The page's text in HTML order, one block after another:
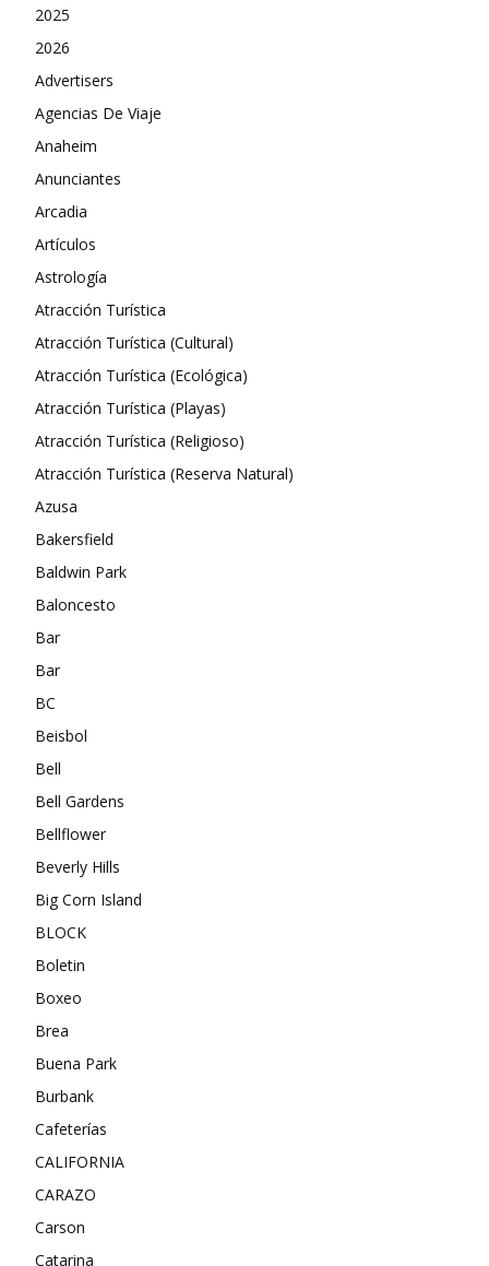
2025
2026
Advertisers
Agencias De Viaje
Anaheim
Anunciantes
Arcadia
Artículos
Astrología
Atracción Turística
Atracción Turística (Cultural)
Atracción Turística (Ecológica)
Atracción Turística (Playas)
Atracción Turística (Religioso)
Atracción Turística (Reserva Natural)
Azusa
Bakersfield
Baldwin Park
Baloncesto
Bar
Bar
BC
Beisbol
Bell
Bell Gardens
Bellflower
Beverly Hills
Big Corn Island
BLOCK
Boletin
Boxeo
Brea
Buena Park
Burbank
Cafeterías
CALIFORNIA
CARAZO
Carson
Catarina